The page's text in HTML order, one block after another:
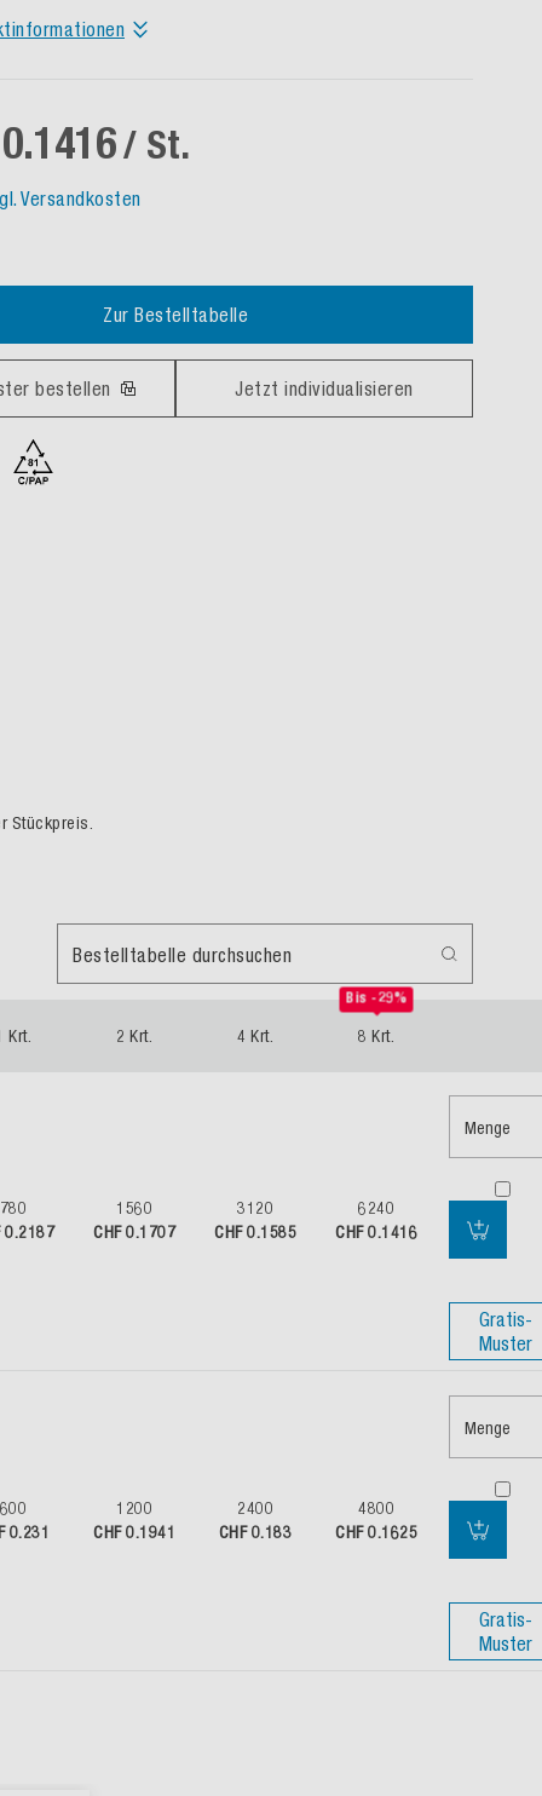
/ St.
Versandkosten
Zur Bestelltabelle
bestellen Jetzt individualisieren
Stückpreis.
Bestelltabelle durchsuchen
Krt. 2 Krt. 4 Krt.
Bis -29%
8 Krt.
780
0.2187
1560
CHF 0.1707
3120
CHF 0.1585
6240
CHF 0.1416
Menge
Gratis-
Muster
600
0.231
1200
CHF 0.1941
2400
CHF 0.183
4800
CHF 0.1625
Menge
Gratis-
Muster